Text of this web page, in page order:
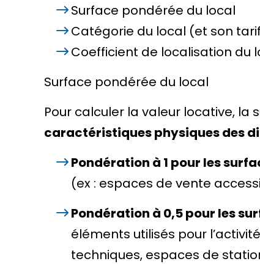
Surface pondérée du local
Catégorie du local (et son
Coefficient de localisation du
Surface pondérée du local
Pour calculer la valeur locative, la
caractéristiques physiques des
Pondération à 1 pour les
(ex : espaces de vente
Pondération à 0,5 pour les
éléments utilisés pour
techniques, espaces de